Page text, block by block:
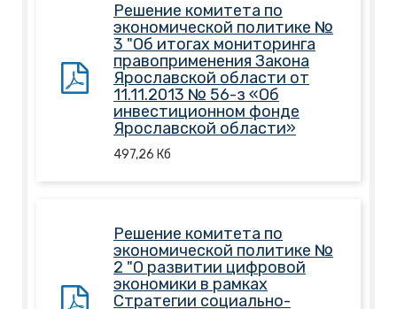
Решение комитета по
экономической политике №
3 "Об итогах мониторинга
правоприменения Закона
Ярославской области от
11.11.2013 № 56-з «Об
инвестиционном фонде
Ярославской области»
497,26 Кб
Решение комитета по
экономической политике №
2 "О развитии цифровой
экономики в рамках
Стратегии социально-